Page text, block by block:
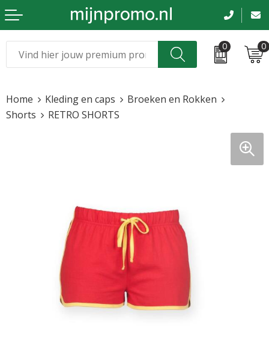
0 0
Kleding & caps
Beurs en evenementen
Bloemen en planten
Horeca
Sinterklaas
Home Kleding en caps
Broeken en Rokken
Shorts
RETRO SHORTS